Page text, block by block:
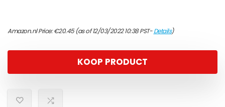
Amazon.nl Price:€20.45(as of 12/03/2022 10:38 PST-Details)
KOOP PRODUCT